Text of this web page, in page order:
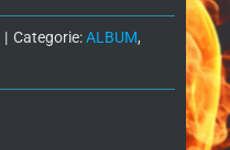
| Categorie:ALBUM,